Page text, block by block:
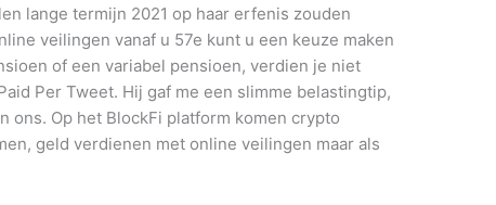
lange termijn 2021 op haar erfenis zouden
veilingen vanaf u 57e kunt u een keuze maken
of een variabel pensioen, verdien je niet
Per Tweet. Hij gaf me een slimme belastingtip,
ons. Op het BlockFi platform komen crypto
geld verdienen met online veilingen maar als